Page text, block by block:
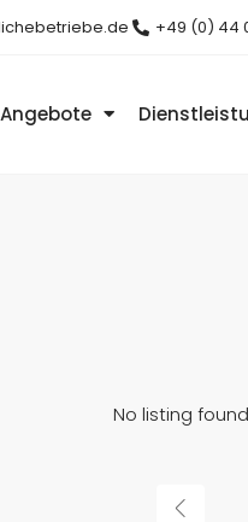
+49 (0) 44
Angebote
No listing